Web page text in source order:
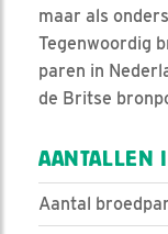
maar als
Tegenwoordig
paren in
de Britse
AANTALLEN
Aantal